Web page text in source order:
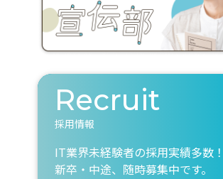
Recruit
採用情報
IT業界未経験者の採用実績多数！
新卒・中途、随時募集中です。